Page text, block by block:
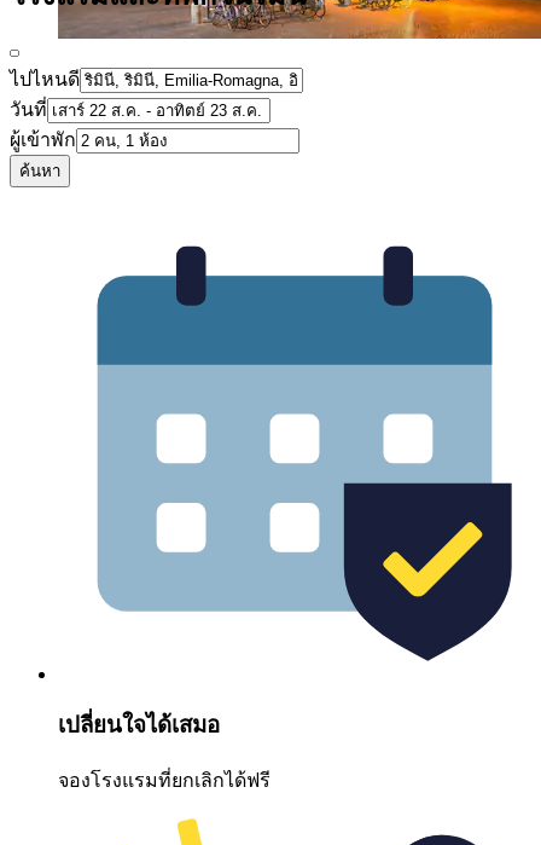
ไปไหนดี
วันที่
ผู้เข้าพัก
ค้นหา
เปลี่ยนใจได้เสมอ
จองโรงแรมที่ยกเลิกได้ฟรี